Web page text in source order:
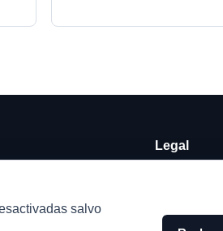
Legal
Aviso legal
salvo